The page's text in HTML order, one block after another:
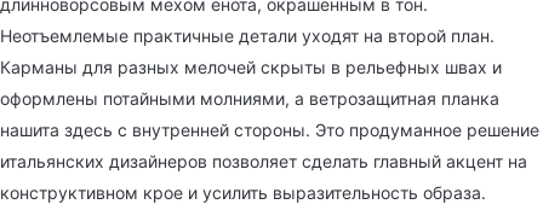
длинноворсовым мехом енота, окрашенным в тон.
Неотъемлемые практичные детали уходят на второй план.
Карманы для разных мелочей скрыты в рельефных швах и
оформлены потайными молниями, а ветрозащитная планка
нашита здесь с внутренней стороны. Это продуманное решение
итальянских дизайнеров позволяет сделать главный акцент на
конструктивном крое и усилить выразительность образа.